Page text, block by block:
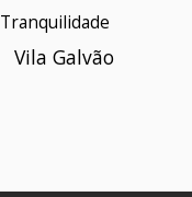
Tranquilidade
Vila Galvão